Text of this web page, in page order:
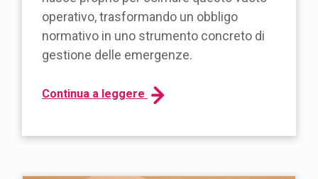
operativo, trasformando un obbligo
normativo in uno strumento concreto di
gestione delle emergenze.
Continua a leggere